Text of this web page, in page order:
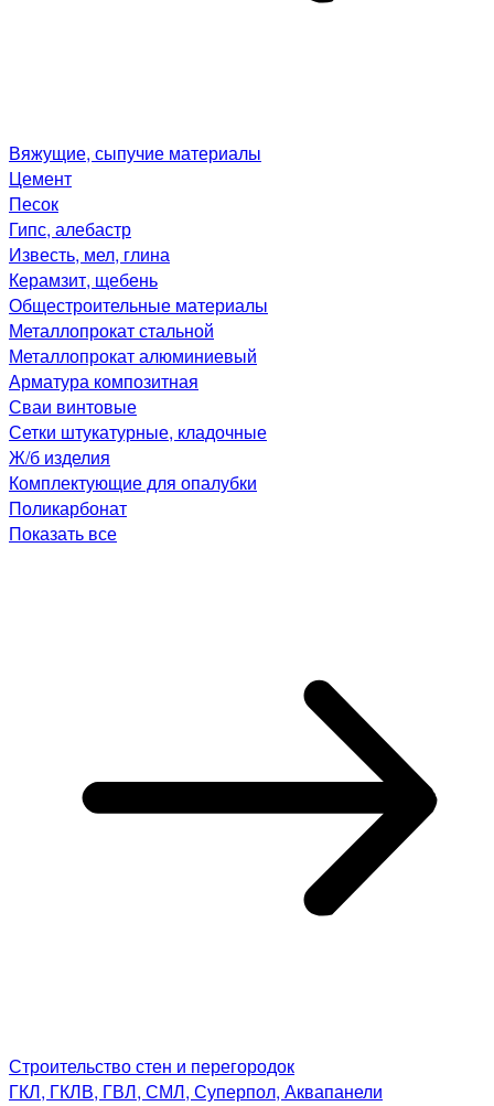
Вяжущие, сыпучие материалы
Цемент
Песок
Гипс, алебастр
Известь, мел, глина
Керамзит, щебень
Общестроительные материалы
Металлопрокат стальной
Металлопрокат алюминиевый
Арматура композитная
Сваи винтовые
Сетки штукатурные, кладочные
Ж/б изделия
Комплектующие для опалубки
Поликарбонат
Показать все
Строительство стен и перегородок
ГКЛ, ГКЛВ, ГВЛ, СМЛ, Суперпол, Аквапанели